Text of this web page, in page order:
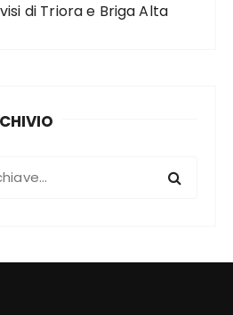
di Triora e Briga Alta